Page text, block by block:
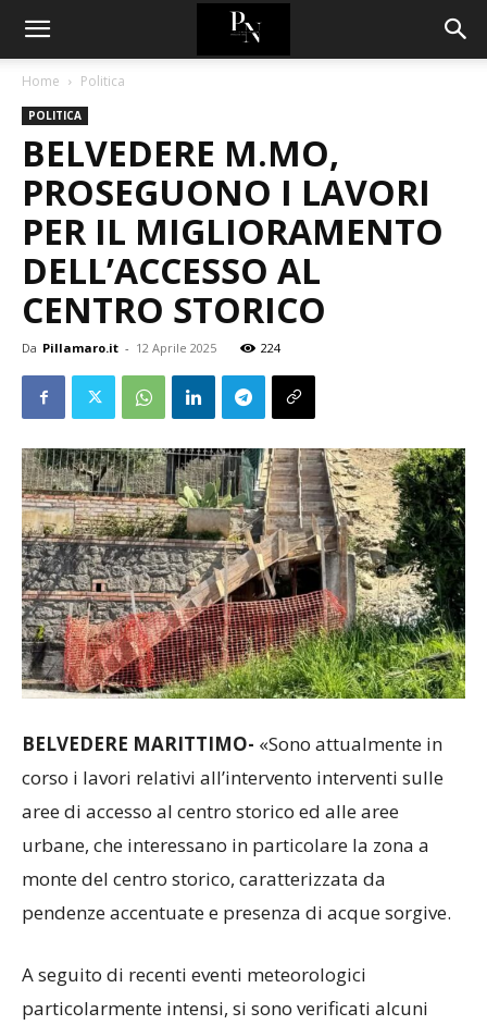
Home Politica
POLITICA
BELVEDERE M.MO,
PROSEGUONO I LAVORI
PER IL MIGLIORAMENTO
DELL’ACCESSO AL
CENTRO STORICO
Da Pillamaro.it - 12 Aprile 2025 224
BELVEDERE MARITTIMO- «Sono attualmente in
corso i lavori relativi all’intervento interventi sulle
aree di accesso al centro storico ed alle aree
urbane, che interessano in particolare la zona a
monte del centro storico, caratterizzata da
pendenze accentuate e presenza di acque sorgive.
A seguito di recenti eventi meteorologici
particolarmente intensi, si sono verificati alcuni